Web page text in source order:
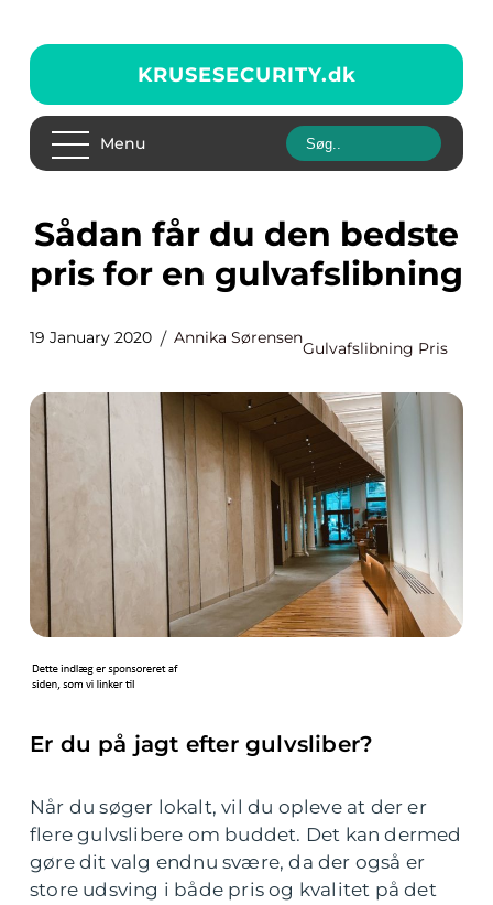
KRUSESECURITY.dk
Menu
Sådan får du den bedste
pris for en gulvafslibning
19 January 2020 Annika Sørensen
Gulvafslibning Pris
Er du på jagt efter gulvsliber?
Når du søger lokalt, vil du opleve at der er
flere gulvslibere om buddet. Det kan dermed
gøre dit valg endnu svære, da der også er
store udsving i både pris og kvalitet på det